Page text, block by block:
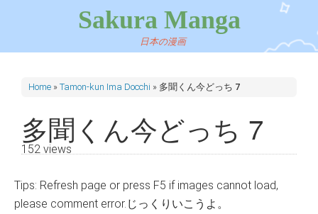
Sakura Manga
日本の漫画
Home » Tamon-kun Ima Docchi » 多聞くん今どっち 7
多聞くん今どっち 7
152 views
Tips: Refresh page or press F5 if images cannot load,
please comment error.じっくりいこうよ。